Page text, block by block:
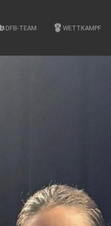
DFB-TEAM WETTKAMPF